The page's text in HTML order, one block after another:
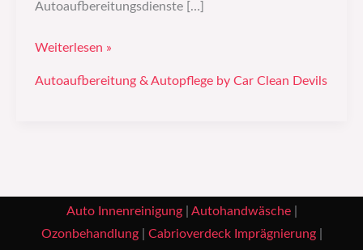
Autoaufbereitungsdienste […]
Weiterlesen »
Autoaufbereitung & Autopflege by Car Clean Devils
Auto Innenreinigung| Autohandwäsche|
Ozonbehandlung| Cabrioverdeck Imprägnierung|